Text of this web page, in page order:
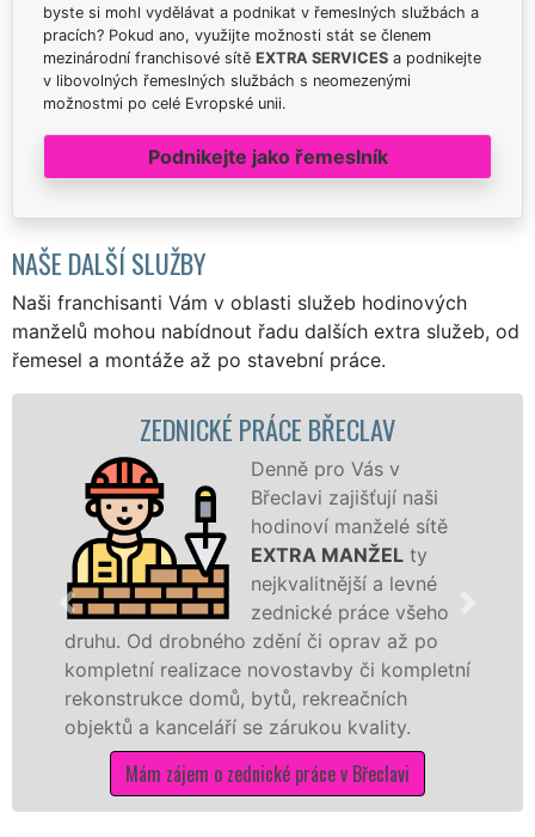
byste si mohl vydělávat a podnikat v řemeslných službách a
pracích? Pokud ano, využijte možnosti stát se členem
mezinárodní franchisové sítě EXTRA SERVICES a podnikejte
v libovolných řemeslných službách s neomezenými
možnostmi po celé Evropské unii.
Podnikejte jako řemeslník
NAŠE DALŠÍ SLUŽBY
Naši franchisanti Vám v oblasti služeb hodinových
manželů mohou nabídnout řadu dalších extra služeb, od
řemesel a montáže až po stavební práce.
ZEDNICKÉ PRÁCE BŘECLAV
Denně pro Vás v
Břeclavi zajišťují naši
hodinoví manželé sítě
EXTRA MANŽELty
nejkvalitnější a levné
zednické práce všeho
druhu. Od drobného zdění či oprav až po
kompletní realizace novostavby či kompletní
rekonstrukce domů, bytů, rekreačních
objektů a kanceláří se zárukou kvality.
Mám zájem o zednické práce v Břeclavi